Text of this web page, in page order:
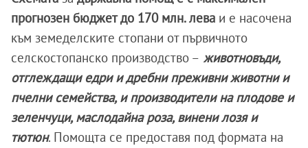
прогнозен бюджет до 170 млн. лева и е насочена
към земеделските стопани от първичното
селскостопанско производство – животновъди,
отглеждащи едри и дребни преживни животни и
пчелни семейства, и производители на плодове и
зеленчуци, маслодайна роза, винени лозя и
тютюн. Помощта се предоставя под формата на